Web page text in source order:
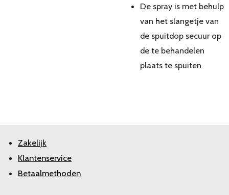
De spray is met behulp
van het slangetje van
de spuitdop secuur op
de te behandelen
plaats te spuiten
Zakelijk
Klantenservice
Betaalmethoden